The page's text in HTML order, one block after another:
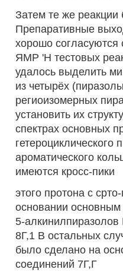
Затем те же
Препаративные
хорошо
ЯМР 'Н тестовых
удалось выделить
из четырёх
региоизомерных
установить их
спектрах основных
гетероциклического
ароматического
имеются кросс-пики
этого протона с
основании основным
5-
8Г,1 В остальных
было сделано на
соединений 7Г,Г